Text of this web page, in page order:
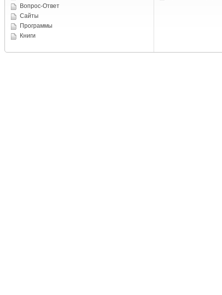
Вопрос-Ответ
Сайты
Программы
Книги